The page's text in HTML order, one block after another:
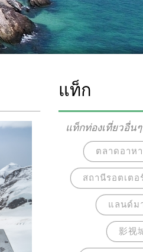
แท็ก
แท็กท่องเที่ยวอื่น
ตลาดอาหา
สถานีรอตเต
แลนด์ม
影视